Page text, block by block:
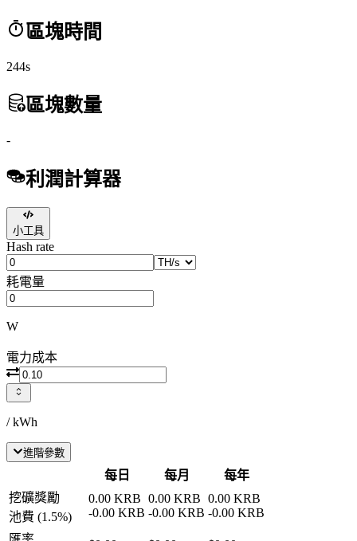
區塊時間
244s
區塊數量
-
利潤計算器
小工具
Hash rate
耗電量
W
電力成本
/ kWh
進階參數
每日 每月
每年
挖礦獎勵
池費 (1.5%)
0.00 KRB
-0.00 KRB
0.00 KRB
-0.00 KRB
0.00 KRB
-0.00 KRB